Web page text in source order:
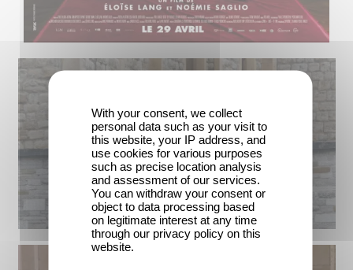
With your consent, we collect
personal data such as your visit to
this website, your IP address, and
use cookies for various purposes
such as precise location analysis
and assessment of our services.
You can withdraw your consent or
object to data processing based
on legitimate interest at any time
through our privacy policy on this
website.